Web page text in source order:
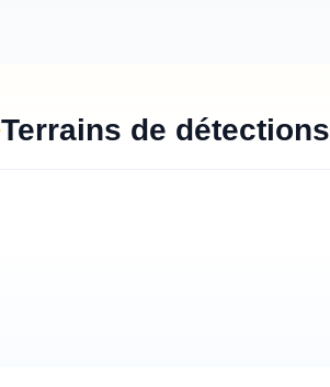
Terrains de détections